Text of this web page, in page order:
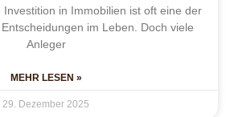
in Immobilien ist oft eine der
im Leben. Doch viele
Anleger
MEHR LESEN »
29. Dezember 2025